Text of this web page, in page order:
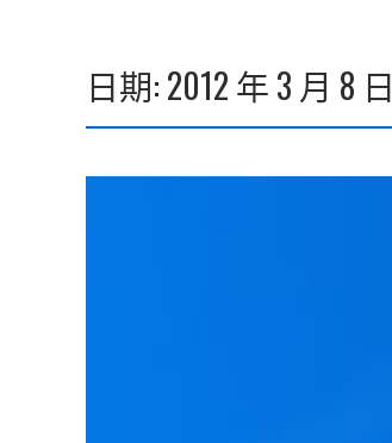
日期:2012 年 3 月 8 日